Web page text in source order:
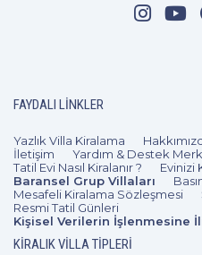
FAYDALI LINKLER
Yazlık Villa Kiralama
İletişim
Yardım & Destek
Tatil Evi Nasıl Kiralanır ?
Evinizi
Baransel Grup Villaları
Mesafeli Kiralama Sözleşmesi
Resmi Tatil Günleri
Kişisel Verilerin İşlenmesine
KIRALIK VILLA TIPLERI